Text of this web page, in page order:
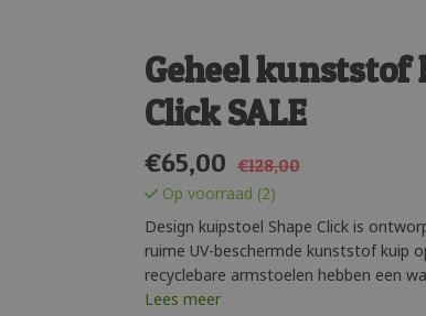
Geheel kunststof
Click SALE
€65,00 €128,00
Op voorraad (2)
Design kuipstoel Shape Click is
ruime UV-beschermde kunststof kuip
recyclebare armstoelen hebben een
Lees meer